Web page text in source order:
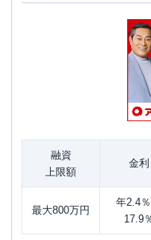
融資
上限額
金利
最大800万円
年2.4
17.9